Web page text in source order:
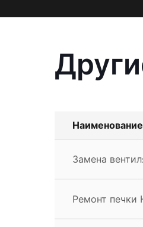
Наименование
Замена
Ремонт печки